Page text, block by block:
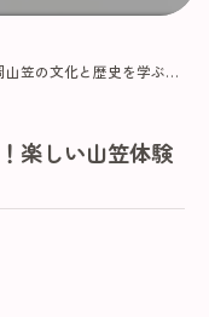
の文化と歴史を学ぶ！楽しい山笠体験イベント５選
楽しい山笠体験